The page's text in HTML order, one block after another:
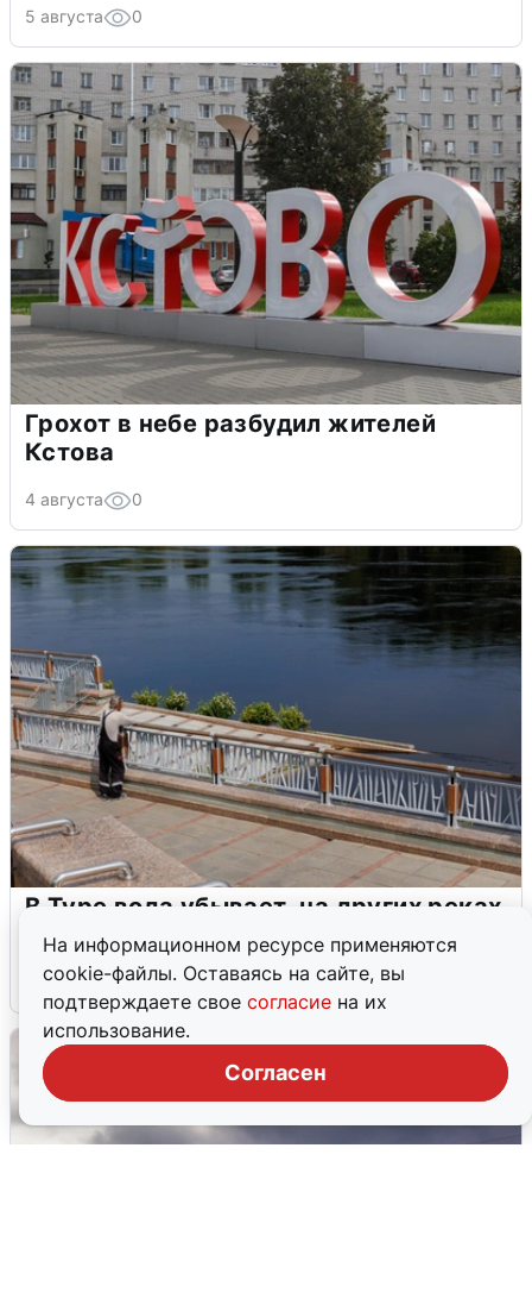
На информационном ресурсе применяются
cookie-файлы. Оставаясь на сайте, вы
подтверждаете свое согласие на их
использование.
Согласен
5 августа 0
Грохот в небе разбудил жителей
Кстова
4 августа 0
В Туре вода убывает, на других реках
области прибывает
4 августа 0